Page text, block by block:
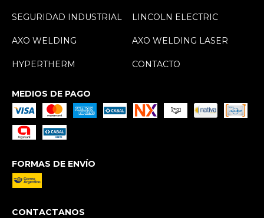
SEGURIDAD INDUSTRIAL LINCOLN ELECTRIC
AXO WELDING AXO WELDING LASER
HYPERTHERM CONTACTO
MEDIOS DE PAGO
FORMAS DE ENVÍO
CONTACTANOS